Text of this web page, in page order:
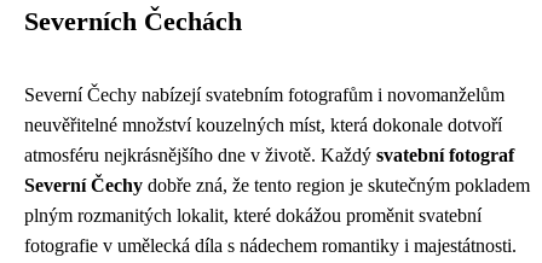
Severních Čechách
Severní Čechy nabízejí svatebním fotografům i novomanželům
neuvěřitelné množství kouzelných míst, která dokonale dotvoří
atmosféru nejkrásnějšího dne v životě. Každý svatební fotograf
Severní Čechy dobře zná, že tento region je skutečným pokladem
plným rozmanitých lokalit, které dokážou proměnit svatební
fotografie v umělecká díla s nádechem romantiky i majestátnosti.